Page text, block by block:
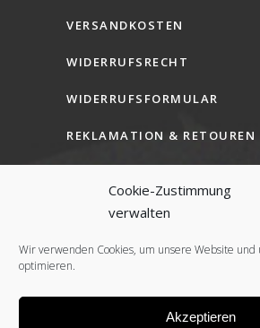
Cookie-Zustimmung
verwalten
Wir verwenden Cookies, um unsere Website und
optimieren.
Akzeptieren
VERSANDKOSTEN
WIDERRUFSRECHT
WIDERRUFSFORMULAR
REKLAMATION & RETOUREN
AGB (B2B)
COOKIE-RICHTLINIE (EU)